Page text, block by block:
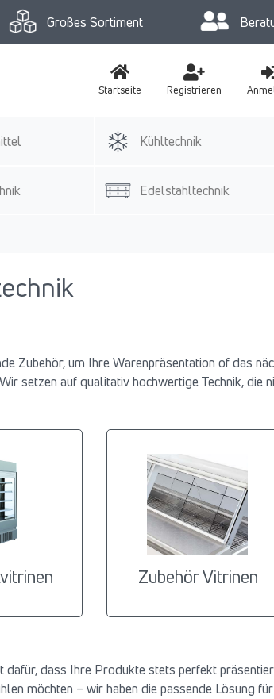
Großes Sortiment
Startseite Registrieren
Kühltechnik
Edelstahltechnik
Zubehör, um Ihre Warenpräsentation of das
setzen auf qualitativ hochwertige Technik, die
Zubehör Vitrinen
dass Ihre Produkte stets perfekt
möchten – wir haben die passende Lösung für